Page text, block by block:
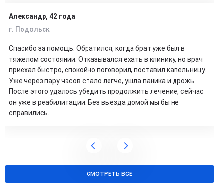
Александр, 42 года
г. Подольск
Спасибо за помощь. Обратился, когда брат уже был в
тяжелом состоянии. Отказывался ехать в клинику, но врач
приехал быстро, спокойно поговорил, поставил капельницу.
Уже через пару часов стало легче, ушла паника и дрожь.
После этого удалось убедить продолжить лечение, сейчас
он уже в реабилитации. Без выезда домой мы бы не
справились.
СМОТРЕТЬ ВСЕ